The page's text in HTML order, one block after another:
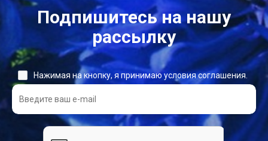
Подпишитесь на нашу
рассылку
Нажимая на кнопку, я принимаю условия соглашения.